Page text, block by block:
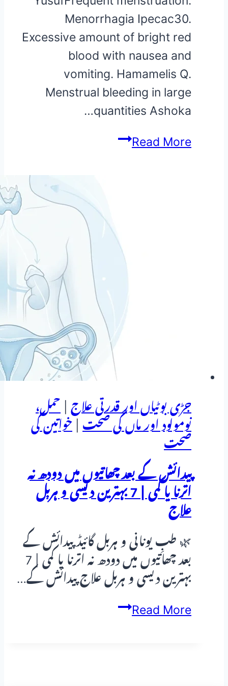
Menorrhagia Ipecac30.
Excessive amount of bright red
blood with nausea and
vomiting. Hamamelis Q.
Menstrual bleeding in large
quantities Ashoka…
Read More
Heavy
جڑی بوٹیاں اور قدرتی علاج
حمل،
نومولود اور ماں کی صحت
خواتین کی
صحت
پیدائش کے بعد چھاتیوں میں دودھ نہ
اترنا یا کمی | 7 بہترین دیسی و ہربل
علاج
🌿 طبِ یونانی و ہربل گائیڈ پیدائش کے
بعد چھاتیوں میں دودھ نہ اترنا یا کمی | 7
بہترین دیسی و ہربل علاج پیدائش کے…
Read Moreپیدائش